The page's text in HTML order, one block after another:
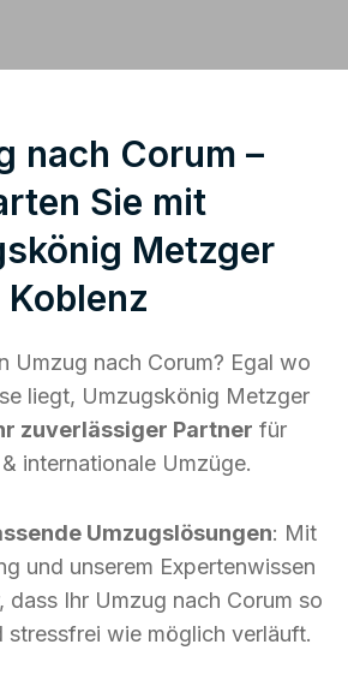
nach Corum –
Sie mit
Metzger
Koblenz
Umzug nach Corum? Egal wo
liegt, Umzugskönig Metzger
zuverlässiger Partner für
internationale Umzüge.
Umzugslösungen: Mit
und unserem Expertenwissen
dass Ihr Umzug nach Corum so
stressfrei wie möglich verläuft.